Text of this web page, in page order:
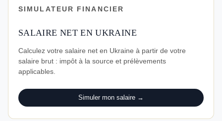
SIMULATEUR FINANCIER
SALAIRE NET EN UKRAINE
Calculez votre salaire net en Ukraine à partir de votre
salaire brut : impôt à la source et prélèvements
applicables.
Simuler mon salaire →